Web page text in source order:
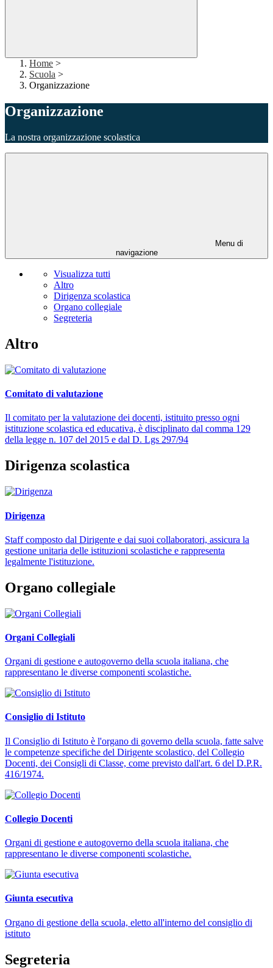
Home >
Scuola >
Organizzazione
Organizzazione
La nostra organizzazione scolastica
Menu di
navigazione
Visualizza tutti
Altro
Dirigenza scolastica
Organo collegiale
Segreteria
Altro
Comitato di valutazione
Il comitato per la valutazione dei docenti, istituito presso ogni
istituzione scolastica ed educativa, è disciplinato dal comma 129
della legge n. 107 del 2015 e dal D. Lgs 297/94
Dirigenza scolastica
Dirigenza
Staff composto dal Dirigente e dai suoi collaboratori, assicura la
gestione unitaria delle istituzioni scolastiche e rappresenta
legalmente l'istituzione.
Organo collegiale
Organi Collegiali
Organi di gestione e autogoverno della scuola italiana, che
rappresentano le diverse componenti scolastiche.
Consiglio di Istituto
Il Consiglio di Istituto è l'organo di governo della scuola, fatte salve
le competenze specifiche del Dirigente scolastico, del Collegio
Docenti, dei Consigli di Classe, come previsto dall'art. 6 del D.P.R.
416/1974.
Collegio Docenti
Organi di gestione e autogoverno della scuola italiana, che
rappresentano le diverse componenti scolastiche.
Giunta esecutiva
Organo di gestione della scuola, eletto all'interno del consiglio di
istituto
Segreteria